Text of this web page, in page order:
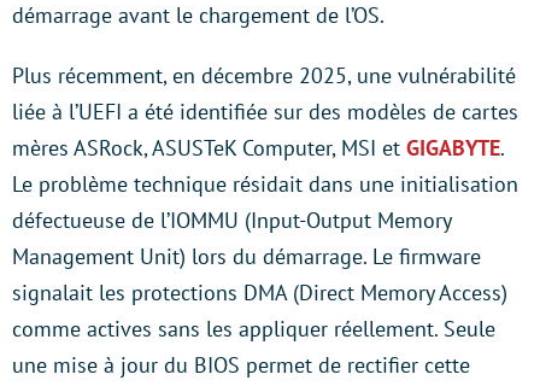
démarrage avant le chargement de l’OS.
Plus récemment, en décembre 2025, une vulnérabilité
liée à l’UEFI a été identifiée sur des modèles de cartes
mères ASRock, ASUSTeK Computer, MSI et GIGABYTE.
Le problème technique résidait dans une initialisation
défectueuse de l’IOMMU (Input-Output Memory
Management Unit) lors du démarrage. Le firmware
signalait les protections DMA (Direct Memory Access)
comme actives sans les appliquer réellement. Seule
une mise à jour du BIOS permet de rectifier cette